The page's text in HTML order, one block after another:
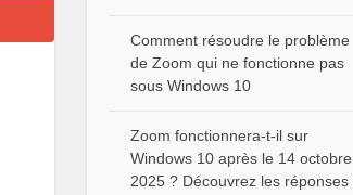
Comment résoudre le problème
de Zoom qui ne fonctionne pas
sous Windows 10
Zoom fonctionnera-t-il sur
Windows 10 après le 14 octobre
2025 ? Découvrez les réponses